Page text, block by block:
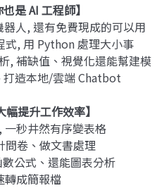
是 AI 工程師】
人, 還有免費現成的可以用
, 用 Python 處理大小事
, 補缺值、視覺化還能幫建模
造本地/雲端 Chatbot
幅提升工作效率】
秒井然有序變表格
卷、做文書處理
公式、還能圖表分析
成簡報檔